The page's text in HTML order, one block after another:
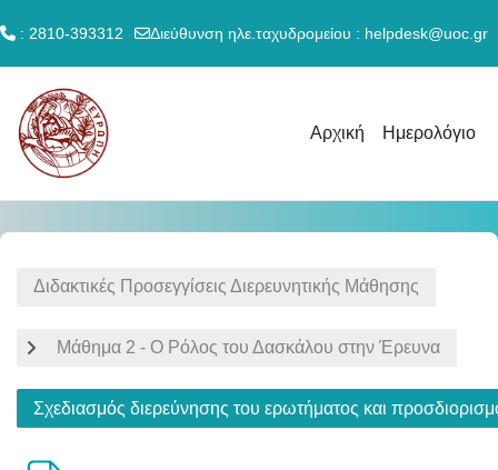
: 2810-393312 Διεύθυνση ηλε.ταχυδρομείου : helpdesk@uoc.gr
Αρχική Ημερολόγιο
Διδακτικές Προσεγγίσεις Διερευνητικής Μάθησης
Μάθημα 2 - Ο Ρόλος του Δασκάλου στην Έρευνα
Σχεδιασμός διερεύνησης του ερωτήματος και